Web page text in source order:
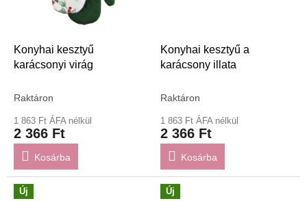
Konyhai kesztyű
karácsonyi virág
Raktáron
1 863 Ft ÁFA nélkül
2 366 Ft
Kosárba
Konyhai kesztyű a
karácsony illata
Raktáron
1 863 Ft ÁFA nélkül
2 366 Ft
Kosárba
Új Új